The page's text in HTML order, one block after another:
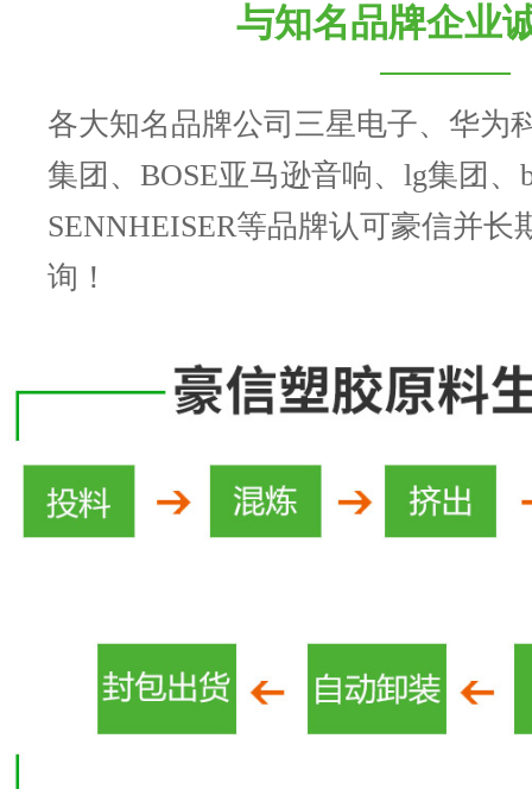
与知名品牌企业
各大知名品牌公司三星电子、华为
集团、BOSE亚马逊音响、lg集团、
SENNHEISER等品牌认可豪信并长
询！